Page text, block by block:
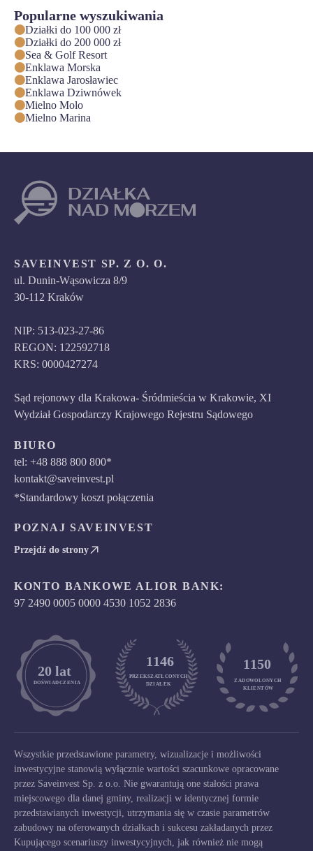
Popularne wyszukiwania
Działki do 100 000 zł
Działki do 200 000 zł
Sea & Golf Resort
Enklawa Morska
Enklawa Jarosławiec
Enklawa Dziwnówek
Mielno Molo
Mielno Marina
SAVEINVEST SP. Z O. O.
ul. Dunin-Wąsowicza 8/9
30-112 Kraków
NIP: 513-023-27-86
REGON: 122592718
KRS: 0000427274
Sąd rejonowy dla Krakowa- Śródmieścia w Krakowie, XI
Wydział Gospodarczy Krajowego Rejestru Sądowego
BIURO
tel: +48 888 800 800*
kontakt@saveinvest.pl
*Standardowy koszt połączenia
POZNAJ SAVEINVEST
Przejdź do strony
KONTO BANKOWE ALIOR BANK:
97 2490 0005 0000 4530 1052 2836
DOŚWIADCZENIA
	20 lat
1146
PRZEKSZATŁCONYCH
DZIAŁEK
1150
ZADOWOLONYCH
KLIENTÓW
Wszystkie przedstawione parametry, wizualizacje i możliwości
inwestycyjne stanowią wyłącznie wartości szacunkowe opracowane
przez Saveinvest Sp. z o.o. Nie gwarantują one stałości prawa
miejscowego dla danej gminy, realizacji w identycznej formie
przedstawianych inwestycji, utrzymania się w czasie parametrów
zabudowy na oferowanych działkach i sukcesu zakładanych przez
Kupującego scenariuszy inwestycyjnych, jak również nie mogą